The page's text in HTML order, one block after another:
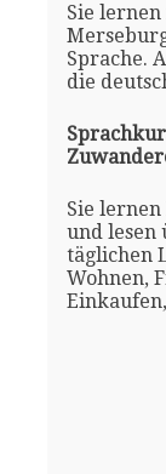
Sie
Sprache.
die
Sie
und lesen
täglichen
Wohnen,